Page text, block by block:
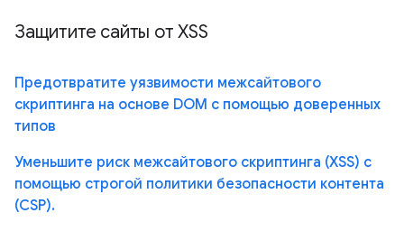
Защитите сайты от XSS
Предотвратите уязвимости межсайтового
скриптинга на основе DOM с помощью доверенных
типов
Уменьшите риск межсайтового скриптинга (XSS) с
помощью строгой политики безопасности контента
(CSP).